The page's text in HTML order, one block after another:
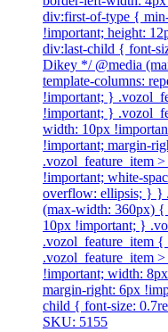
div:first-of-type {
!important; height:
div:last-child { font-
Dikey */ @media
template-columns:
!important; }
!important; }
width: 10px
!important; margin-
.vozol_feature_item
!important; white-
overflow: ellipsis; } }
(max-width: 360px) {
10px !important; }
.vozol_feature_item
.vozol_feature_item
!important; width:
margin-right: 6px
child { font-size:
SKU: 5155